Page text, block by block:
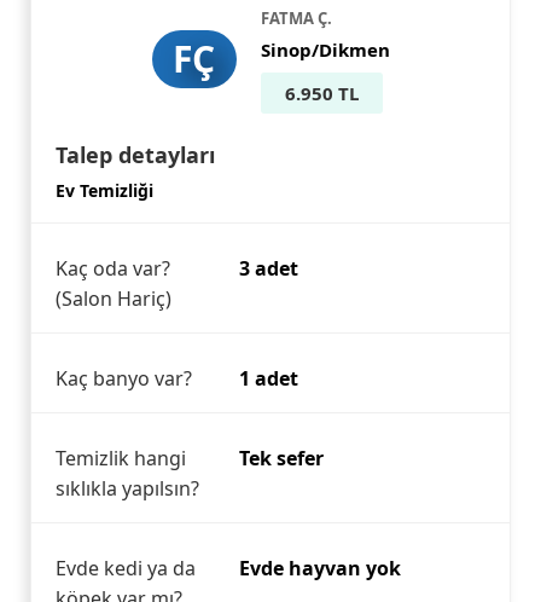
FÇ
FATMA Ç.
Sinop/Dikmen
6.950 TL
Talep detayları
Ev Temizliği
Kaç oda var?
(Salon Hariç)
3 adet
Kaç banyo var? 1 adet
Temizlik hangi
sıklıkla yapılsın?
Tek sefer
Evde kedi ya da
Evde hayvan yok